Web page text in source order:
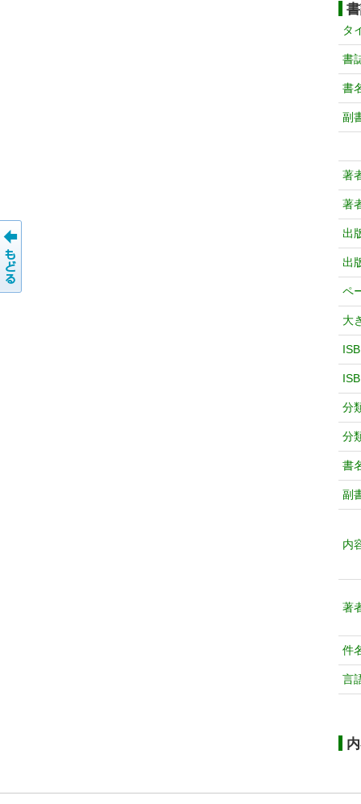
タ
書
書
副
著
著
出
出
ペ
大
分
分
書
副
内
著
件
言